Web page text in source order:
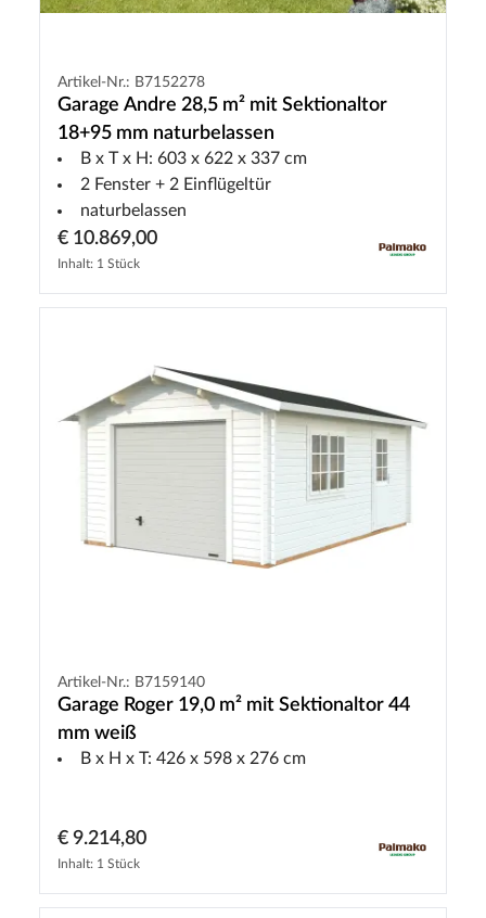
Artikel-Nr.: B7152278
Garage Andre 28,5 m² mit Sektionaltor
18+95 mm naturbelassen
B x T x H: 603 x 622 x 337 cm
2 Fenster + 2 Einflügeltür
naturbelassen
€ 10.869,00
Inhalt: 1 Stück
Artikel-Nr.: B7159140
Garage Roger 19,0 m² mit Sektionaltor 44
mm weiß
B x H x T: 426 x 598 x 276 cm
€ 9.214,80
Inhalt: 1 Stück